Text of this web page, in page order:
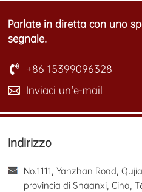
Parlate in diretta con uno
segnale.
+86 15399096328
Inviaci un'e-mail
Indirizzo
No.1111, Yanzhan Road,
provincia di Shaanxi, Cina,